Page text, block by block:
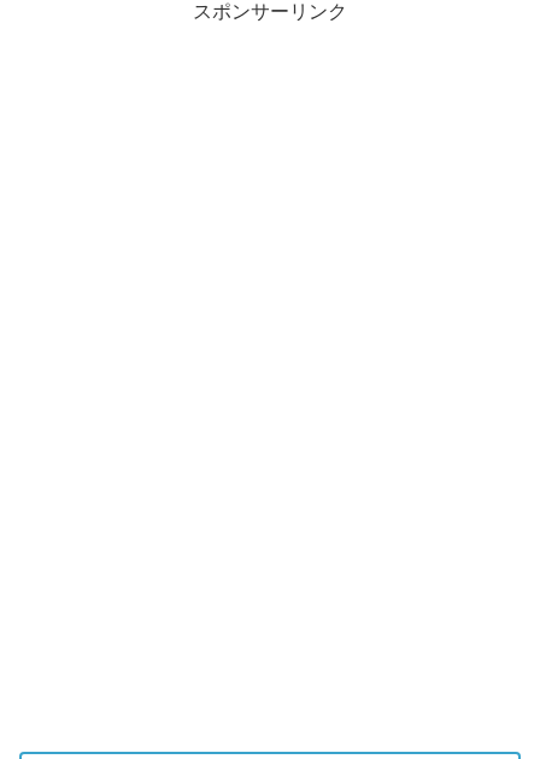
スポンサーリンク